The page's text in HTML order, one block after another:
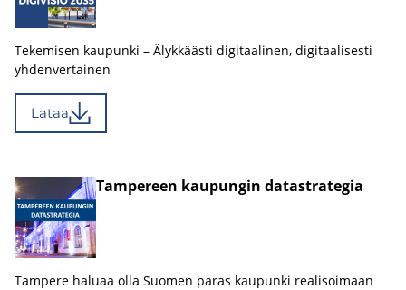
Tekemisen kaupunki – Älykkäästi digitaalinen, digitaalisesti
yhdenvertainen
Lataa
Tam­pe­reen kau­pun­gin da­ta­stra­te­gia
Tampere haluaa olla Suomen paras kaupunki realisoimaan